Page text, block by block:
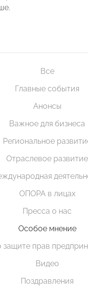
Все
Главные события
Анонсы
Важное для бизнеса
Региональное
Отраслевое развитие
ОПОРА в лицах
Пресса о нас
Особое мнение
защите прав
Видео
Поздравления